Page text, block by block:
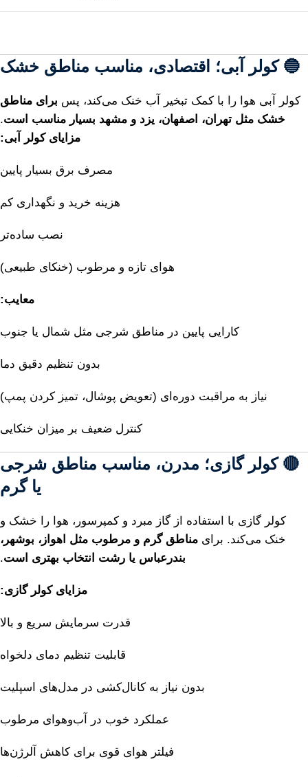
🔵کولر آبی؛ اقتصادی، مناسب مناطق خشک
کولر آبی هوا را با کمک تبخیر آب خنک می‌کند، پس برای مناطق
خشک مثل تهران، اصفهان، یزد و مشهد بسیار مناسب است.
مزایایکولر آبی:
مصرف برق بسیار پایین
هزینه خرید و نگهداری کم
نصب ساده‌تر
هوای تازه و مرطوب (خنکای طبیعی)
معایب:
کارایی پایین در مناطق شرجی مثل شمال یا جنوب
بدون تنظیم دقیق دما
نیاز به مراقبت دوره‌ای (تعویض پوشال، تمیز کردن پمپ)
کنترل ضعیف بر میزان خنکایی
🔴کولرگازی؛ مدرن، مناسب مناطق شرجی
یاگرم
کولر گازی با استفاده از گاز مبرد و کمپرسور، هوا را خشک و
خنک می‌کند. برای مناطقگرم و مرطوب مثل اهواز، بوشهر،
بندرعباس یا رشت انتخاب بهتری است.
مزایایکولرگازی:
قدرت سرمایش سریع و بالا
قابلیت تنظیم دمای دلخواه
بدون نیاز به کانال‌کشی در مدل‌های اسپلیت
عملکرد خوب در آب‌وهوای مرطوب
فیلتر هوای قوی برای کاهش آلرژن‌ها